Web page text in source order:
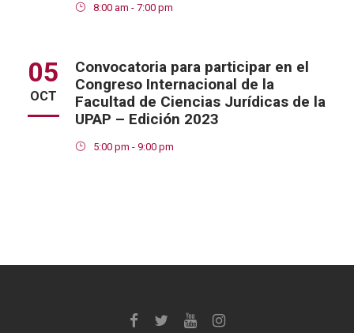
8:00 am - 7:00 pm
05
OCT
Convocatoria para participar en el
Congreso Internacional de la
Facultad de Ciencias Jurídicas de la
UPAP – Edición 2023
5:00 pm - 9:00 pm